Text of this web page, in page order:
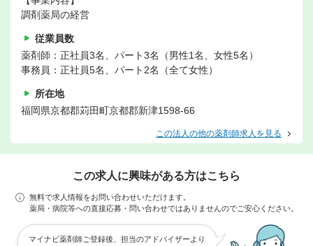
調剤薬局の経営
従業員数
薬剤師：正社員3名、パート3名（男性1名、女性5名）
事務員：正社員5名、パート2名（全て女性）
所在地
福岡県京都郡苅田町京都郡新津1598-66
この法人の他の薬剤師求人を見る
この求人に興味がある方はこちら
無料で求人情報をお問い合わせいただけます。
薬局・病院等への直接応募・問い合わせではありませんのでご安心ください。
マイナビ薬剤師ご登録後、担当のアドバイザーより